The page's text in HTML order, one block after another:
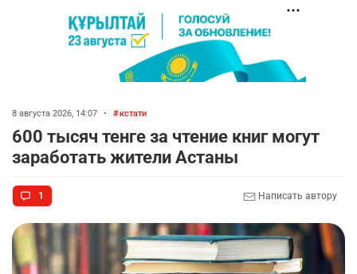
8 августа 2026, 14:07 • кстати
600 тысяч тенге за чтение книг могут
заработать жители Астаны
1 Написать автору